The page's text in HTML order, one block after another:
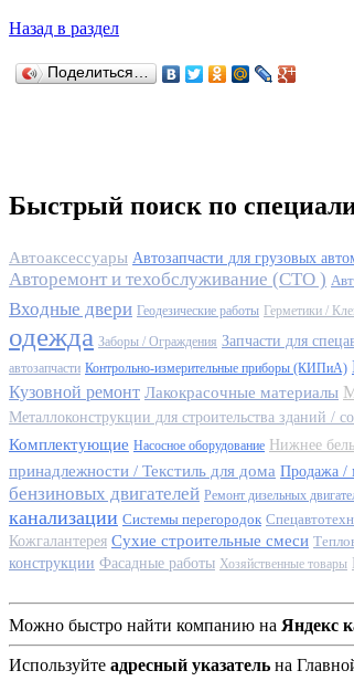
Назад в раздел
Поделиться…
Быстрый поиск по
Автоаксессуары Автозапчасти для грузовых
Авторемонт и техобслуживание (СТО )
Входные двери Геодезические работы Герметики /
одежда Заборы / Ограждения Запчасти для
автозапчасти Контрольно-измерительные приборы (КИПиА)
Кузовной ремонт Лакокрасочные материалы
Металлоконструкции для строительства зданий /
Комплектующие Насосное оборудование Нижнее
принадлежности / Текстиль для дома Продажа /
бензиновых двигателей Ремонт дизельных
канализации Системы перегородок
Кожгалантерея Сухие строительные смеси
конструкции Фасадные работы Хозяйственные товары
Можно быстро найти компанию на Яндекс
Используйте адресный указатель на